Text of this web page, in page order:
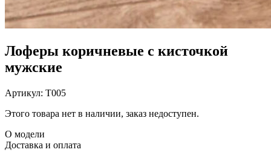
Лоферы коричневые с кисточкой
мужские
Артикул: Т005
Этого товара нет в наличии, заказ недоступен.
О модели
Доставка и оплата